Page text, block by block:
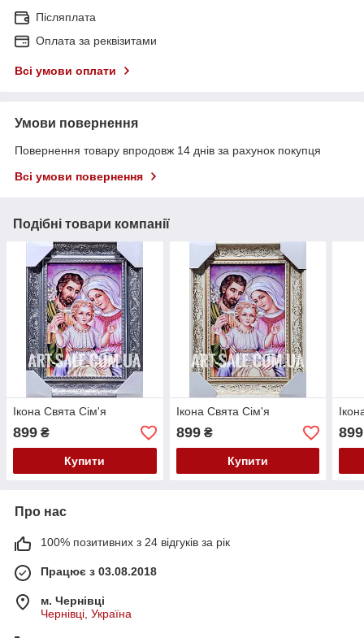
Післяплата
Оплата за реквізитами
Всі умови оплати
Умови повернення
Повернення товару впродовж 14 днів за рахунок покупця
Всі умови повернення
Подібні товари компанії
Ікона Свята Сім'я
899 ₴
Купити
Ікона Свята Сім'я
899₴
Купити
899
Про нас
100% позитивних з 24 відгуків за рік
Працює з 03.08.2018
м. Чернівці
Чернівці, Україна